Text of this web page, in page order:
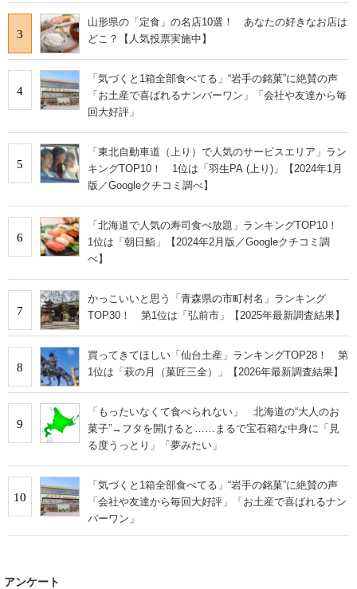
3
山形県の「定食」の名店10選！ あなたの好きなお店は
どこ？【人気投票実施中】
4
「気づくと1箱全部食べてる」“岩手の銘菓”に絶賛の声
「お土産で喜ばれるナンバーワン」「会社や友達から毎
回大好評」
5
「東北自動車道（上り）で人気のサービスエリア」ラン
キングTOP10！ 1位は「羽生PA (上り)」【2024年1月
版／Googleクチコミ調べ】
6
「北海道で人気の寿司食べ放題」ランキングTOP10！
1位は「朝日鮨」【2024年2月版／Googleクチコミ調
べ】
7
かっこいいと思う「青森県の市町村名」ランキング
TOP30！ 第1位は「弘前市」【2025年最新調査結果】
8
買ってきてほしい「仙台土産」ランキングTOP28！ 第
1位は「萩の月（菓匠三全）」【2026年最新調査結果】
9
「もったいなくて食べられない」 北海道の“大人のお
菓子”→フタを開けると……まるで宝石箱な中身に「見
る度うっとり」「夢みたい」
10
「気づくと1箱全部食べてる」“岩手の銘菓”に絶賛の声
「会社や友達から毎回大好評」「お土産で喜ばれるナン
バーワン」
アンケート